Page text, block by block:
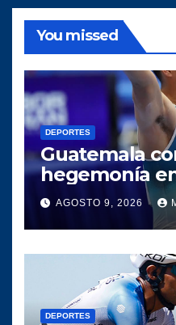
You missed
DEPORTES
Guatemala
hegemonía
histórica
Juegos
del Caribe
AGOSTO 9, 2026
DEPORTES